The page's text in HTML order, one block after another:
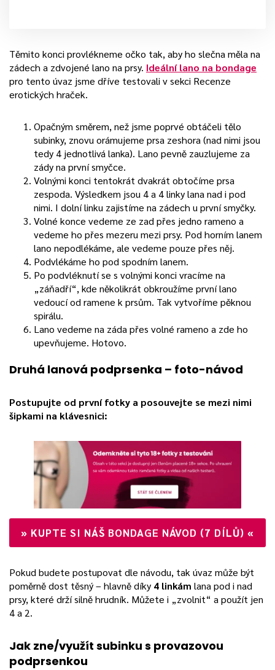
Těmito konci provlékneme očko tak, aby ho slečna měla na
zádech a zdvojené lano na prsy. Ideální lano na bondage
pro tento úvaz jsme dříve testovali v sekci Recenze
erotických hraček.
Opačným směrem, než jsme poprvé obtáčeli tělo
subinky, znovu orámujeme prsa zeshora (nad nimi jsou
tedy 4 jednotlivá lanka). Lano pevně zauzlujeme za
zády na první smyčce.
Volnými konci tentokrát dvakrát obtočíme prsa
zespoda. Výsledkem jsou 4 a 4 linky lana nad i pod
nimi. I dolní linku zajistíme na zádech u první smyčky.
Volné konce vedeme ze zad přes jedno rameno a
vedeme ho přes mezeru mezi prsy. Pod horním lanem
lano nepodlékáme, ale vedeme pouze přes něj.
Podvlékáme ho pod spodním lanem.
Po podvléknutí se s volnými konci vracíme na
„záňadří“, kde několikrát obkroužíme první lano
vedoucí od ramene k prsům. Tak vytvoříme pěknou
spirálu.
Lano vedeme na záda přes volné rameno a zde ho
upevňujeme. Hotovo.
Druhá lanová podprsenka – foto-návod
Postupujte od první fotky a posouvejte se mezi nimi
šipkami na klávesnici:
» KUPTE SI NÁŠ BONDAGE NÁVOD (7 DÍLŮ) «
Pokud budete postupovat dle návodu, tak úvaz může být
poměrně dost těsný – hlavně díky 4 linkám lana pod i nad
prsy, které drží silně hrudník. Můžete i „zvolnit“ a použít jen
4 a 2.
Jak zne/využít subinku s provazovou
podprsenkou